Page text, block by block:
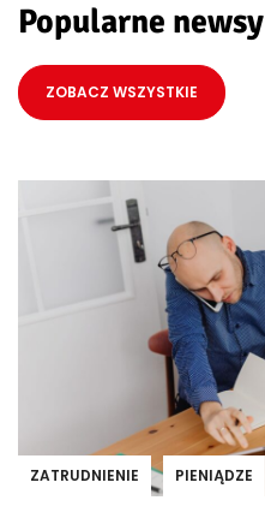
Popularne newsy
ZOBACZ WSZYSTKIE
ZATRUDNIENIE PIENIĄDZE